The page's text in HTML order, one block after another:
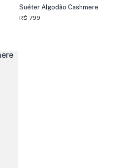
Suéter Algodão Cashmere
R$ 799